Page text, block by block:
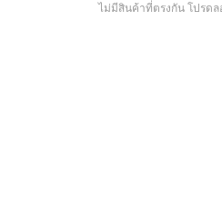
ไม่มีสินค้าที่ตรงกัน โปรดล